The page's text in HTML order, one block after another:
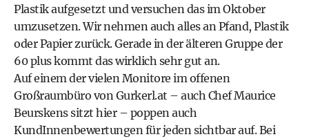
Plastik aufgesetzt und versuchen das im Oktober
umzusetzen. Wir nehmen auch alles an Pfand, Plastik
oder Papier zurück. Gerade in der älteren Gruppe der
60 plus kommt das wirklich sehr gut an.
Auf einem der vielen Monitore im offenen
Großraumbüro von Gurkerl.at – auch Chef Maurice
Beurskens sitzt hier – poppen auch
KundInnenbewertungen für jeden sichtbar auf. Bei